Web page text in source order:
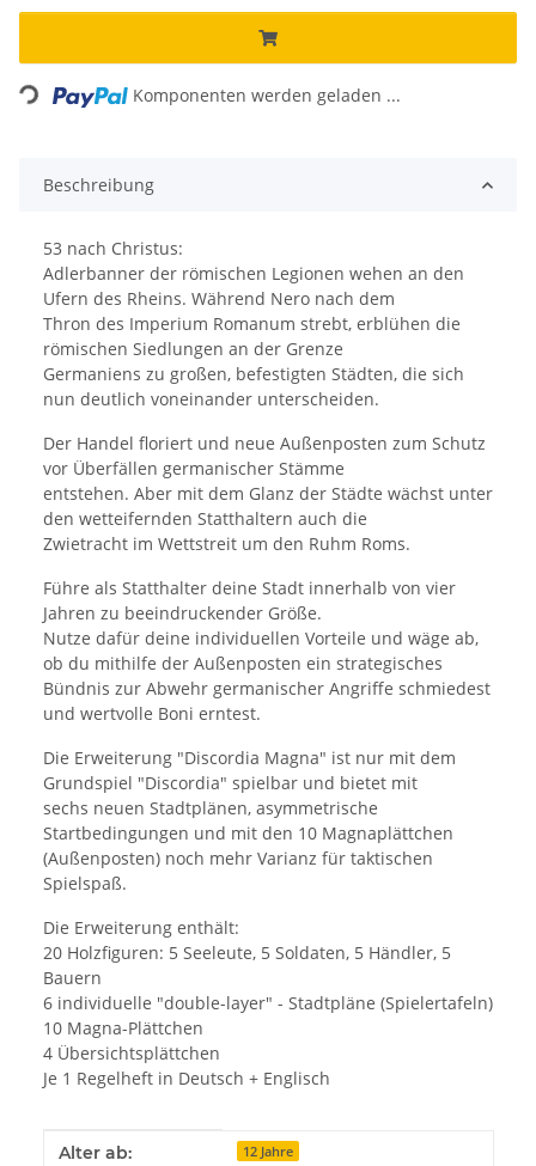
Loading... Komponenten werden geladen ...
Beschreibung
53 nach Christus:
Adlerbanner der römischen Legionen wehen an den
Ufern des Rheins. Während Nero nach dem
Thron des Imperium Romanum strebt, erblühen die
römischen Siedlungen an der Grenze
Germaniens zu großen, befestigten Städten, die sich
nun deutlich voneinander unterscheiden.
Der Handel floriert und neue Außenposten zum Schutz
vor Überfällen germanischer Stämme
entstehen. Aber mit dem Glanz der Städte wächst unter
den wetteifernden Statthaltern auch die
Zwietracht im Wettstreit um den Ruhm Roms.
Führe als Statthalter deine Stadt innerhalb von vier
Jahren zu beeindruckender Größe.
Nutze dafür deine individuellen Vorteile und wäge ab,
ob du mithilfe der Außenposten ein strategisches
Bündnis zur Abwehr germanischer Angriffe schmiedest
und wertvolle Boni erntest.
Die Erweiterung "Discordia Magna" ist nur mit dem
Grundspiel "Discordia" spielbar und bietet mit
sechs neuen Stadtplänen, asymmetrische
Startbedingungen und mit den 10 Magnaplättchen
(Außenposten) noch mehr Varianz für taktischen
Spielspaß.
Die Erweiterung enthält:
20 Holzfiguren: 5 Seeleute, 5 Soldaten, 5 Händler, 5
Bauern
6 individuelle "double-layer" - Stadtpläne (Spielertafeln)
10 Magna-Plättchen
4 Übersichtsplättchen
Je 1 Regelheft in Deutsch + Englisch
Produkteigenschaft
Wert
Alter ab: 12 Jahre